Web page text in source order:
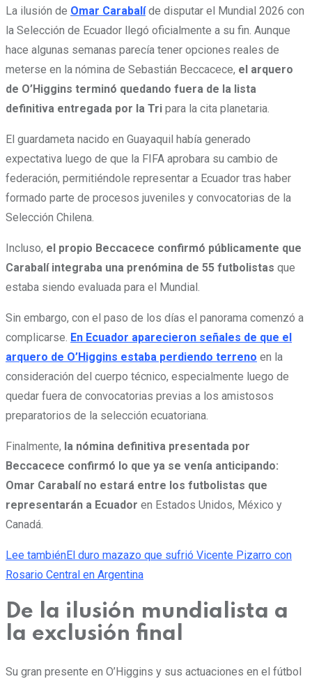
La ilusión de Omar Carabalíde disputar el Mundial 2026 con
la Selección de Ecuador llegó oficialmente a su fin. Aunque
hace algunas semanas parecía tener opciones reales de
meterse en la nómina de Sebastián Beccacece, el arquero
de O’Higgins terminó quedando fuera de la lista
definitiva entregada por la Tri para la cita planetaria.
El guardameta nacido en Guayaquil había generado
expectativa luego de que la FIFA aprobara su cambio de
federación, permitiéndole representar a Ecuador tras haber
formado parte de procesos juveniles y convocatorias de la
Selección Chilena.
Incluso, el propio Beccacece confirmó públicamente que
Carabalí integraba una prenómina de 55 futbolistas que
estaba siendo evaluada para el Mundial.
Sin embargo, con el paso de los días el panorama comenzó a
complicarse. En Ecuador aparecieron señales de que el
arquero de O’Higgins estaba perdiendo terreno en la
consideración del cuerpo técnico, especialmente luego de
quedar fuera de convocatorias previas a los amistosos
preparatorios de la selección ecuatoriana.
Finalmente, la nómina definitiva presentada por
Beccacece confirmó lo que ya se venía anticipando:
Omar Carabalí no estará entre los futbolistas que
representarán a Ecuador en Estados Unidos, México y
Canadá.
Lee tambiénEl duro mazazo que sufrió Vicente Pizarro con
Rosario Central en Argentina
De la ilusión mundialista a
la exclusión final
Su gran presente en O’Higgins y sus actuaciones en el fútbol